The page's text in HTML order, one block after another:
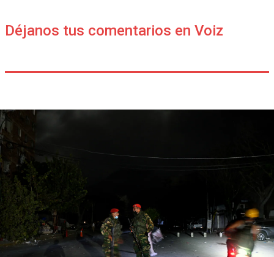
Déjanos tus comentarios en Voiz